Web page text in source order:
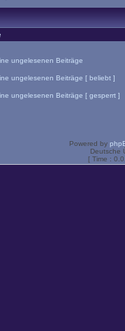
ungelesenen Beiträge
ungelesenen Beiträge [ beliebt ]
ungelesenen Beiträge [ gesperrt ]
Powered by
Deutsche
[ Time :